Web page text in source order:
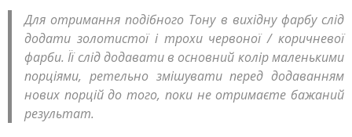
Для отримання подібного Тону в вихідну фарбу слід
додати золотистої і трохи червоної / коричневої
фарби. Її слід додавати в основний колір маленькими
порціями, ретельно змішувати перед додаванням
нових порцій до того, поки не отримаєте бажаний
результат.